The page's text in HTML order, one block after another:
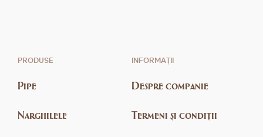
PRODUSE
Pipe
Narghilele
INFORMAȚII
Despre companie
Termeni și condiții